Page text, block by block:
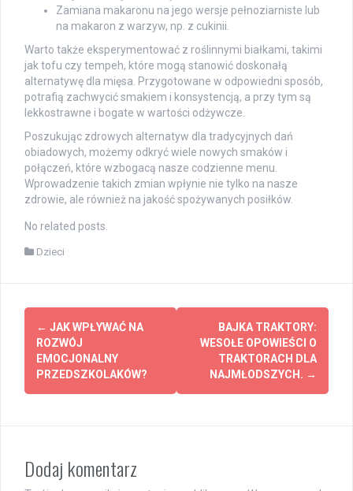
Zamiana makaronu na jego wersje pełnoziarniste lub
na makaron z warzyw, np. z cukinii.
Warto także eksperymentować z roślinnymi białkami, takimi
jak tofu czy tempeh, które mogą stanowić doskonałą
alternatywę dla mięsa. Przygotowane w odpowiedni sposób,
potrafią zachwycić smakiem i konsystencją, a przy tym są
lekkostrawne i bogate w wartości odżywcze.
Poszukując zdrowych alternatyw dla tradycyjnych dań
obiadowych, możemy odkryć wiele nowych smaków i
połączeń, które wzbogacą nasze codzienne menu.
Wprowadzenie takich zmian wpłynie nie tylko na nasze
zdrowie, ale również na jakość spożywanych posiłków.
No related posts.
Dzieci
Post
navigation
← JAK WPŁYWAĆ NA
ROZWÓJ
EMOCJONALNY
PRZEDSZKOLAKÓW?
BAJKA TRAKTORY:
WESOŁE OPOWIEŚCI O
TRAKTORACH DLA
NAJMŁODSZYCH. →
Dodaj komentarz